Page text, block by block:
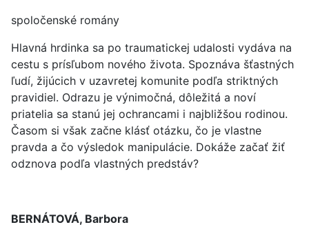
spoločenské romány
Hlavná hrdinka sa po traumatickej udalosti vydáva na
cestu s prísľubom nového života. Spoznáva šťastných
ľudí, žijúcich v uzavretej komunite podľa striktných
pravidiel. Odrazu je výnimočná, dôležitá a noví
priatelia sa stanú jej ochrancami i najbližšou rodinou.
Časom si však začne klásť otázku, čo je vlastne
pravda a čo výsledok manipulácie. Dokáže začať žiť
odznova podľa vlastných predstáv?
BERNÁTOVÁ, Barbora